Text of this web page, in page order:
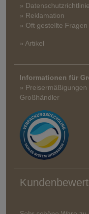
» Datenschutzrichtlinie
» Reklamation
» Oft gestellte Fragen
» Artikel
Informationen für
»
Großhändler